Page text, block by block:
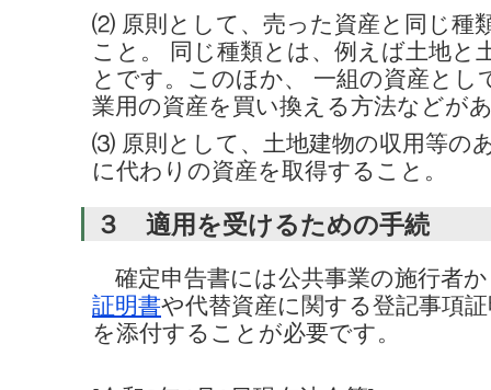
⑵ 原則として、売った資産と同じ種
こと。 同じ種類とは、例えば土地と
とです。このほか、 一組の資産とし
業用の資産を買い換える方法などが
⑶ 原則として、土地建物の収用等の
に代わりの資産を取得すること。
３ 適用を受けるための手続
確定申告書には公共事業の施行者
証明書や代替資産に関する登記事項
を添付することが必要です。